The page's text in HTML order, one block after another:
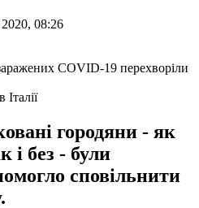
08:26
городяни - як
і без - були
сповільнити